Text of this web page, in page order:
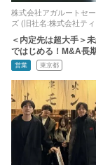
株式会社アガルートセ
ズ (旧社名:株式会社テ
＜内定先は超大手＞
ではじめる！M&A長
営業 東京都